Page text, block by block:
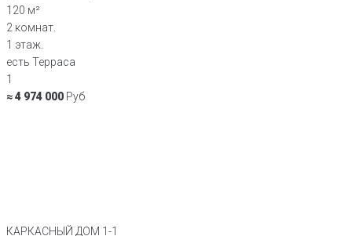
120 м²
2 комнат.
1 этаж.
есть Терраса
1
≈ 4 974 000 Руб
КАРКАСНЫЙ ДОМ 1-1